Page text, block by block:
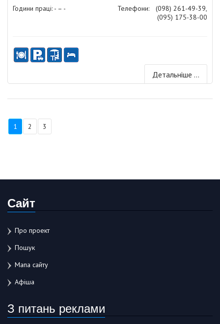
Години праці: - – -
Телефони:
(098) 261-49-39,
(095) 175-38-00
Детальніше ...
1 2 3
Сайт
Про проект
Пошук
Мапа сайту
Афіша
З питань реклами